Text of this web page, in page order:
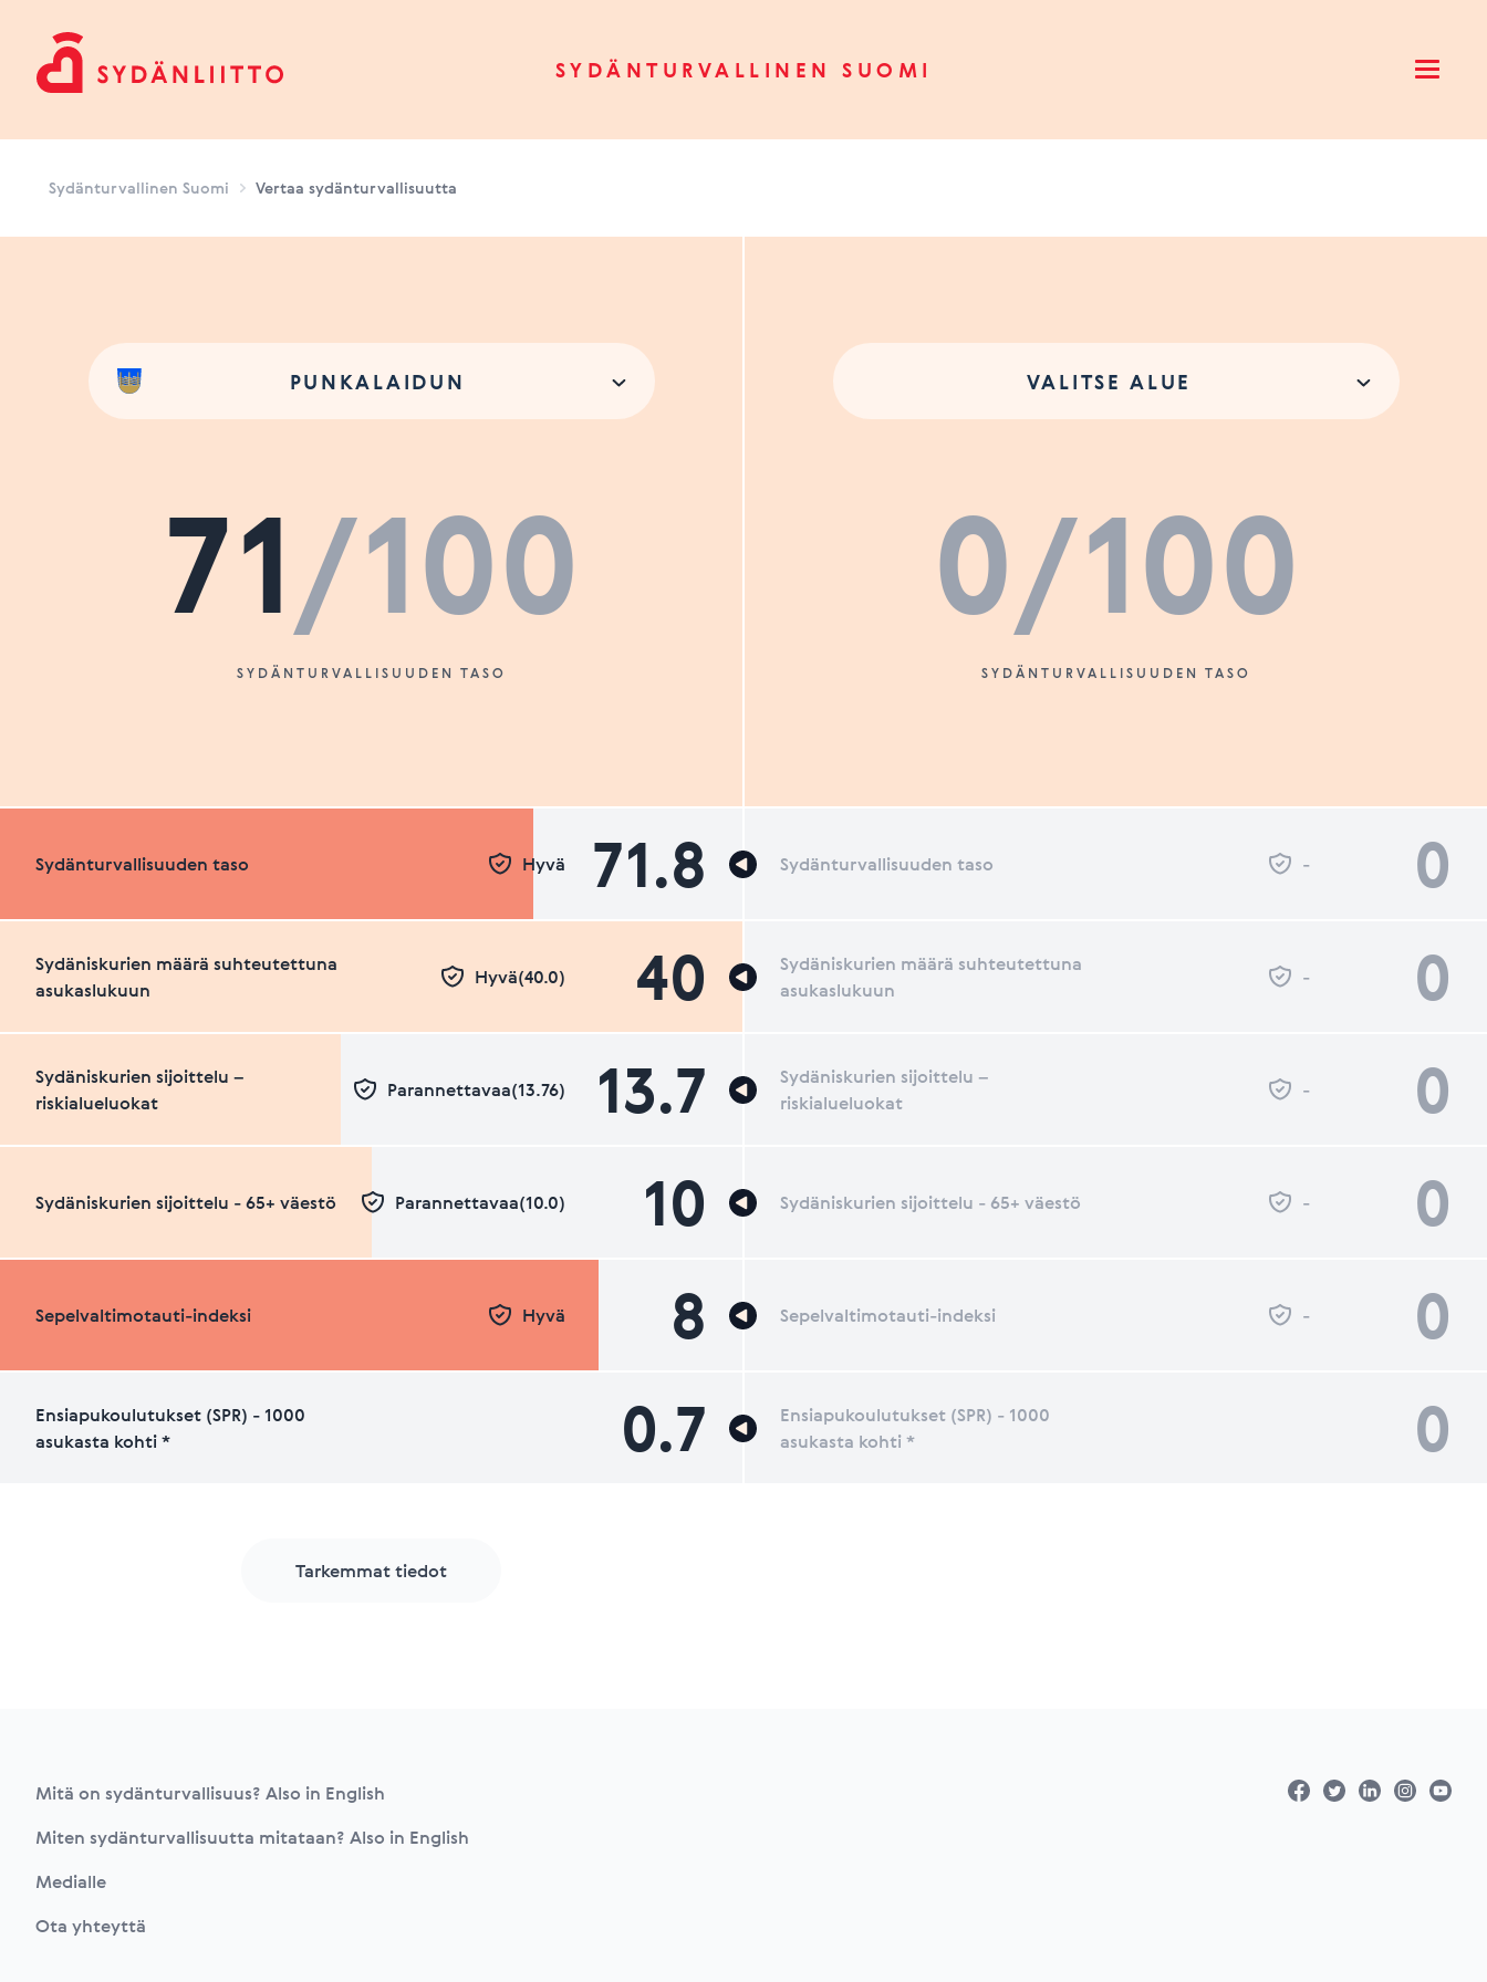
SYDÄNTURVALLINEN SUOMI Open
Sydänturvallinen Suomi Vertaa sydänturvallisuutta
PUNKALAIDUN
71/100
SYDÄNTURVALLISUUDEN TASO
Sydänturvallisuuden taso 71.8
Hyvä
Sydäniskurien määrä suhteutettuna
asukaslukuun
40
Hyvä(40.0)
Sydäniskurien sijoittelu –
riskialueluokat
13.7
Parannettavaa(13.76)
Sydäniskurien sijoittelu - 65+ väestö 10
Parannettavaa(10.0)
Sepelvaltimotauti-indeksi 8
Hyvä
Ensiapukoulutukset (SPR) - 1000
asukasta kohti *
0.7
Tarkemmat tiedot
VALITSE ALUE
0/100
SYDÄNTURVALLISUUDEN TASO
Sydänturvallisuuden taso 0
-
Sydäniskurien määrä suhteutettuna
asukaslukuun
0
-
Sydäniskurien sijoittelu –
riskialueluokat
0
-
Sydäniskurien sijoittelu - 65+ väestö 0
-
Sepelvaltimotauti-indeksi 0
-
Ensiapukoulutukset (SPR) - 1000
asukasta kohti *
0
Mitä on sydänturvallisuus? Also in English
Miten sydänturvallisuutta mitataan? Also in English
Medialle
Ota yhteyttä